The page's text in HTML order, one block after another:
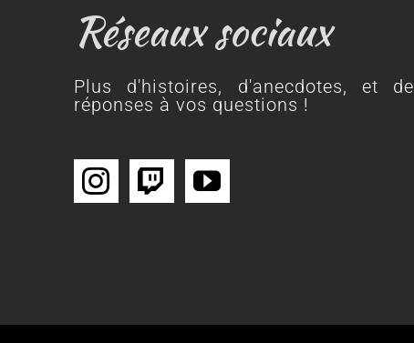
Réseaux sociaux
Plus d'histoires, d'anecdotes, et de
réponses à vos questions !